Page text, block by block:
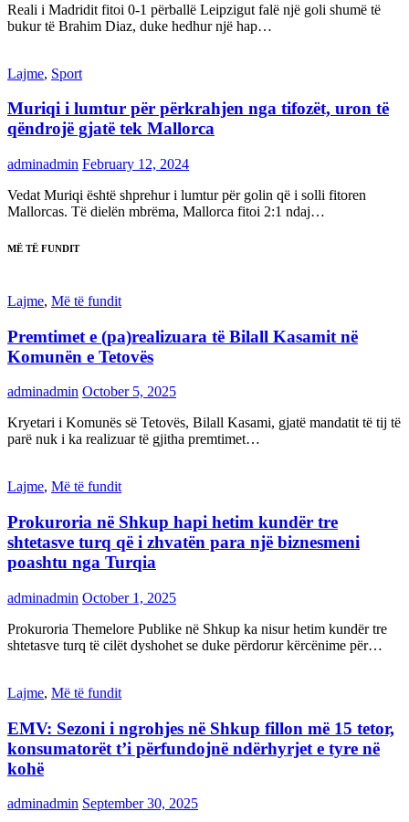
Reali i Madridit fitoi 0-1 përballë Leipzigut falë një goli shumë të
bukur të Brahim Diaz, duke hedhur një hap…
Lajme, Sport
Muriqi i lumtur për përkrahjen nga tifozët, uron të
qëndrojë gjatë tek Mallorca
adminadmin February 12, 2024
Vedat Muriqi është shprehur i lumtur për golin që i solli fitoren
Mallorcas. Të dielën mbrëma, Mallorca fitoi 2:1 ndaj…
MË TË FUNDIT
Lajme, Më të fundit
Premtimet e (pa)realizuara të Bilall Kasamit në
Komunën e Tetovës
adminadmin October 5, 2025
Kryetari i Komunës së Tetovës, Bilall Kasami, gjatë mandatit të tij të
parë nuk i ka realizuar të gjitha premtimet…
Lajme, Më të fundit
Prokuroria në Shkup hapi hetim kundër tre
shtetasve turq që i zhvatën para një biznesmeni
poashtu nga Turqia
adminadmin October 1, 2025
Prokuroria Themelore Publike në Shkup ka nisur hetim kundër tre
shtetasve turq të cilët dyshohet se duke përdorur kërcënime për…
Lajme, Më të fundit
EMV: Sezoni i ngrohjes në Shkup fillon më 15 tetor,
konsumatorët t’i përfundojnë ndërhyrjet e tyre në
kohë
adminadmin September 30, 2025